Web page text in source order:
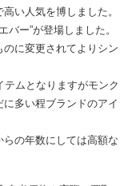
い人気を博しました。
バー”が登場しました。
に変更されてよりシン
ムとなりますがモンク
多い程ブランドのアイ
の年数にしては高額な